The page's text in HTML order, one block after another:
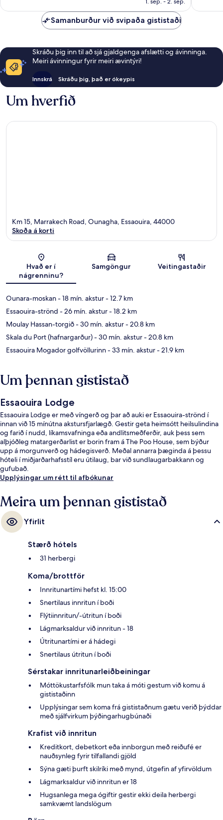
Samanburður við svipaða gististaði
Skráðu þig inn til að sjá gjaldgenga afslætti og ávinninga.
Meiri ávinningur fyrir meiri ævintýri!
Innskrá Skráðu þig, það er ókeypis
Um hverfið
Kort
Km 15, Marrakech Road, Ounagha, Essaouira, 44000
Skoða á korti
Hvað er í
nágrenninu?
Samgöngur Veitingastaðir
Ounara-moskan- 18 mín. akstur- 12.7 km
Essaouira-strönd - 26 mín. akstur- 18.2 km
Moulay Hassan-torgið- 30 mín. akstur- 20.8 km
Skala du Port (hafnargarður)- 30 mín. akstur- 20.8 km
Essaouira Mogador golfvöllurinn- 33 mín. akstur- 21.9 km
Um þennan gististað
Essaouira Lodge
Essaouira Lodge er með víngerð og þar að auki er Essaouira-strönd í
innan við 15 mínútna akstursfjarlægð. Gestir geta heimsótt heilsulindina
og farið í nudd, líkamsvafninga eða andlitsmeðferðir, auk þess sem
alþjóðleg matargerðarlist er borin fram á The Poo House, sem býður
upp á morgunverð og hádegisverð. Meðal annarra þæginda á þessu
hóteli í miðjarðarhafsstíl eru útilaug, bar við sundlaugarbakkann og
gufubað.
Upplýsingar um rétt til afbókunar
Meira um þennan gististað
Yfirlit
Stærð hótels
31 herbergi
Koma/brottför
Innritunartími hefst kl. 15:00
Snertilaus innritun í boði
Flýtiinnritun/-útritun í boði
Lágmarksaldur við innritun - 18
Útritunartími er á hádegi
Snertilaus útritun í boði
Sérstakar innritunarleiðbeiningar
Móttökustarfsfólk mun taka á móti gestum við komu á
gististaðinn
Upplýsingar sem koma frá gististaðnum gætu verið þýddar
með sjálfvirkum þýðingarhugbúnaði
Krafist við innritun
Kreditkort, debetkort eða innborgun með reiðufé er
nauðsynleg fyrir tilfallandi gjöld
Sýna gæti þurft skilríki með mynd, útgefin af yfirvöldum
Lágmarksaldur við innritun er 18
Hugsanlega mega ógiftir gestir ekki deila herbergi
samkvæmt landslögum